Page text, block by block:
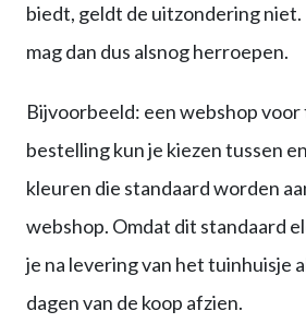
biedt, geldt de uitzondering
mag dan dus alsnog herroepen.
Bijvoorbeeld: een webshop voor
bestelling kun je kiezen tussen
kleuren die standaard worden
webshop. Omdat dit standaard
je na levering van het tuinhuisje
dagen van de koop afzien.